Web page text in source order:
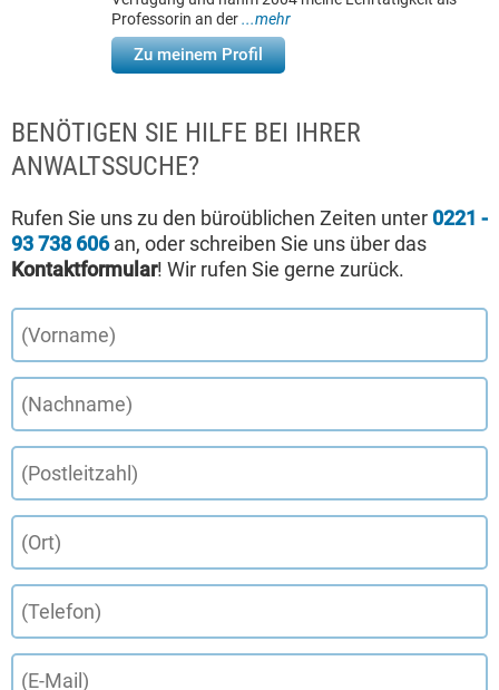
Professorin an der...mehr
Zu meinem Profil
BENÖTIGEN SIE HILFE BEI IHRER
ANWALTSSUCHE?
Rufen Sie uns zu den büroüblichen Zeiten unter 0221 -
93 738 606an, oder schreiben Sie uns über das
Kontaktformular! Wir rufen Sie gerne zurück.